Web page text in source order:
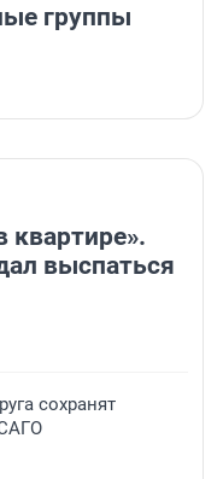
группы
выспаться
сохранят